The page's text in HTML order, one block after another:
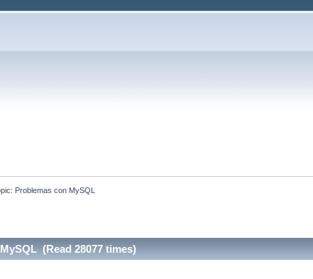
Problemas con MySQL
(Read 28077 times)